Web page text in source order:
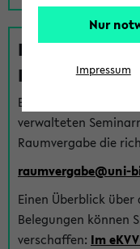
Fragen zu im
Räumen
Bei Fragen zur
verwalteten
Raumvergabe die
raumvergabe@uni-
Einen Überblick
Belegungen können
verschaffen: Im
Nur
Impressum